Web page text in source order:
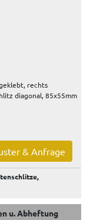
rechts
diagonal, 85x55mm
& Anfrage
u. Abheftung